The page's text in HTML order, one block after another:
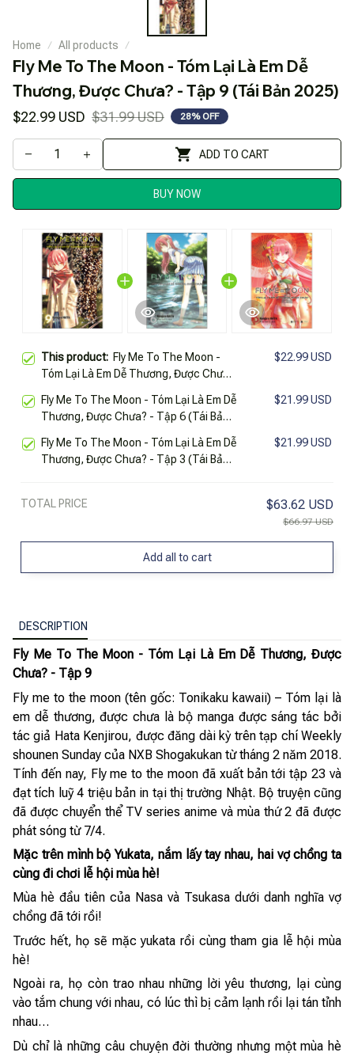
Home All products
Fly Me To The Moon - Tóm Lại Là Em Dễ
Thương, Được Chưa? - Tập 9 (Tái Bản 2025)
$22.99 USD $31.99 USD 28% OFF
ADD TO CART
BUY NOW
This product: Fly Me To The Moon -
Tóm Lại Là Em Dễ Thương, Được Chưa?
$22.99 USD
Fly Me To The Moon - Tóm Lại Là Em Dễ
Thương, Được Chưa? - Tập 6 (Tái Bản
$21.99 USD
Fly Me To The Moon - Tóm Lại Là Em Dễ
Thương, Được Chưa? - Tập 3 (Tái Bản
$21.99 USD
TOTAL PRICE $63.62 USD
$66.97 USD
Add all to cart
DESCRIPTION
Fly Me To The Moon - Tóm Lại Là Em Dễ Thương, Được
Chưa? - Tập 9
Fly me to the moon (tên gốc: Tonikaku kawaii) – Tóm lại là
em dễ thương, được chưa là bộ manga được sáng tác bởi
tác giả Hata Kenjirou, được đăng dài kỳ trên tạp chí Weekly
shounen Sunday của NXB Shogakukan từ tháng 2 năm 2018.
Tính đến nay, Fly me to the moon đã xuất bản tới tập 23 và
đạt tích luỹ 4 triệu bản in tại thị trường Nhật. Bộ truyện cũng
đã được chuyển thể TV series anime và mùa thứ 2 đã được
phát sóng từ 7/4.
Mặc trên mình bộ Yukata, nắm lấy tay nhau, hai vợ chồng ta
cùng đi chơi lễ hội mùa hè!
Mùa hè đầu tiên của Nasa và Tsukasa dưới danh nghĩa vợ
chồng đã tới rồi!
Trước hết, họ sẽ mặc yukata rồi cùng tham gia lễ hội mùa
hè!
Ngoài ra, họ còn trao nhau những lời yêu thương, lại cùng
vào tắm chung với nhau, có lúc thì bị cảm lạnh rồi lại tán tỉnh
nhau…
Dù chỉ là những câu chuyện đời thường nhưng một mùa hè